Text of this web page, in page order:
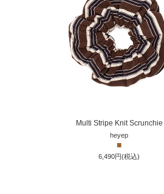
Multi Stripe Knit Scrunchie
heyep
■
6,490円(税込)